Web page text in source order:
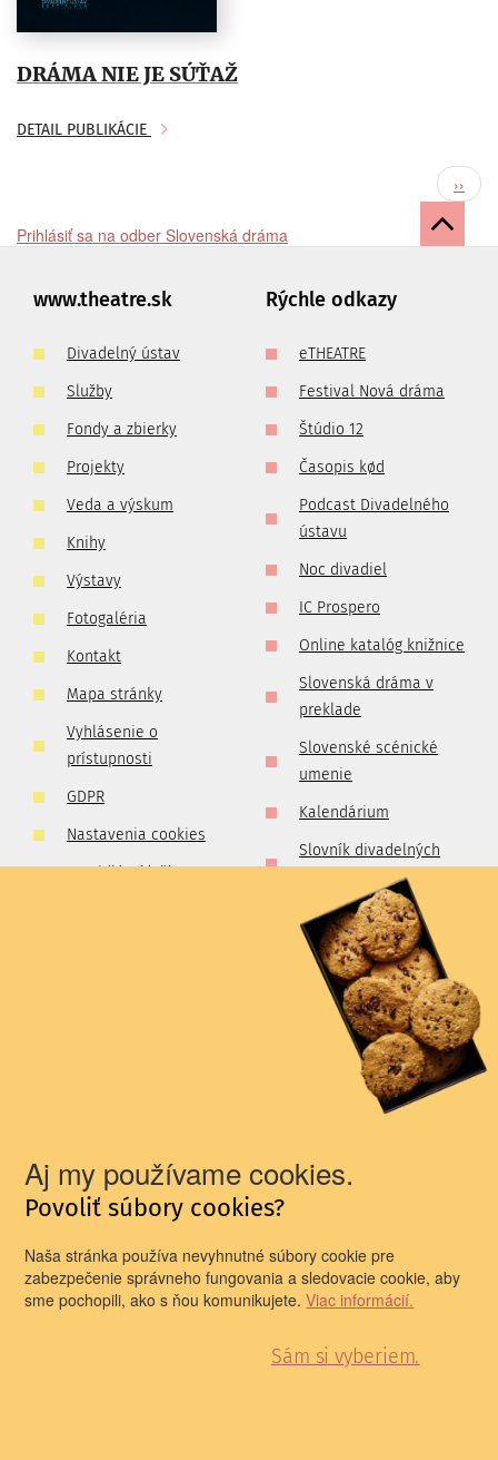
Aj my používame cookies.
Povoliť súbory cookies?
Naša stránka používa nevyhnutné súbory cookie pre
zabezpečenie správneho fungovania a sledovacie cookie, aby
sme pochopili, ako s ňou komunikujete.Viac informácií.
Sám si vyberiem.
DRÁMA NIE JE SÚŤAŽ
DETAIL PUBLIKÁCIE
Ďalšia
strana
››
Prihlásiť sa na odber Slovenská dráma
www.theatre.sk
Divadelný ústav
Služby
Fondy a zbierky
Projekty
Veda a výskum
Knihy
Výstavy
Fotogaléria
Kontakt
Mapa stránky
Vyhlásenie o
prístupnosti
GDPR
Nastavenia cookies
Pravidlá súťaží
Rýchle odkazy
eTHEATRE
Festival Nová dráma
Štúdio 12
Časopis kød
Podcast Divadelného
ústavu
Noc divadiel
IC Prospero
Online katalóg knižnice
Slovenská dráma v
preklade
Slovenské scénické
umenie
Kalendárium
Slovník divadelných
kritikov a publicistov
Zlatá kolekcia
slovenského
profesionálneho
divadla
Divadelné prechádzky
Prítomnosť divadelnej
divadelníčky!
Prinášame vám newsletter, ktorého obsah sa orientuje na
informovanie o divadelnom dianí na Slovensku i v
E-mail
Prihlasujem sa na odber newslettera a oboznámil som